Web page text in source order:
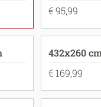
€ 95,99
432x260
€ 169,99